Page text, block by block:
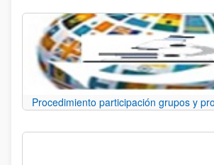
Procedimiento participación grupos y